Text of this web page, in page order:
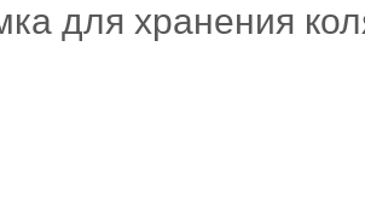
для хранения